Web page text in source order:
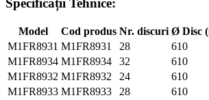
Model Cod produs Nr. discuri Ø Disc
M1FR8931 M1FR8931 28 610
M1FR8934 M1FR8934 32 610
M1FR8932 M1FR8932 24 610
M1FR8933 M1FR8933 28 610